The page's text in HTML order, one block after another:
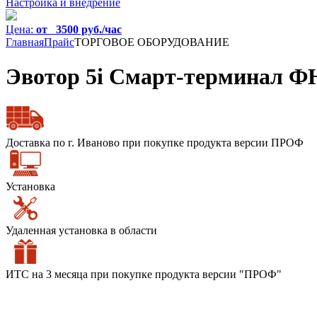
Цена: от 3500 руб./час
ГлавнаяПрайсТОРГОВОЕ ОБОРУДОВАНИЕ
Эвотор 5i Смарт-терминал
Доставка по г. Иваново при покупке продукта версии ПРОФ
Установка
Удаленная установка в области
ИТС на 3 месяца при покупке продукта версии "ПРОФ"